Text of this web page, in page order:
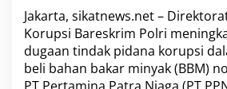
r
K
e
r
u
Jakarta, sikatnews.net –
Korupsi Bareskrim Polri
dugaan tindak pidana korupsi
beli bahan bakar minyak (BBM)